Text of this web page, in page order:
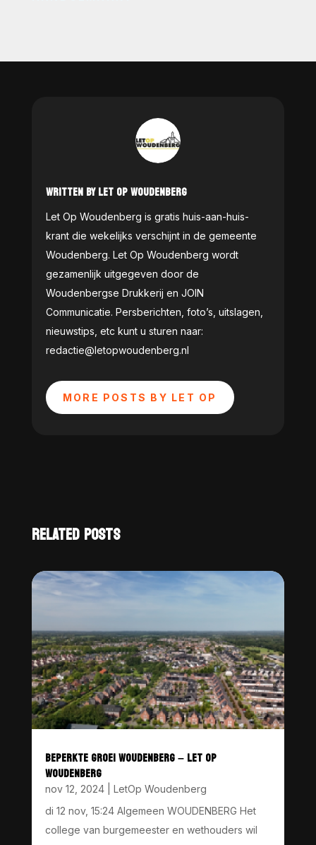
WRITTEN BY LET OP WOUDENBERG
Let Op Woudenberg is gratis huis-aan-huis-
krant die wekelijks verschijnt in de gemeente
Woudenberg. Let Op Woudenberg wordt
gezamenlijk uitgegeven door de
Woudenbergse Drukkerij en JOIN
Communicatie. Persberichten, foto’s, uitslagen,
nieuwstips, etc kunt u sturen naar:
redactie@letopwoudenberg.nl
MORE POSTS BY LET OP
RELATED POSTS
BEPERKTE GROEI WOUDENBERG – LET OP
WOUDENBERG
nov 12, 2024| LetOp Woudenberg
di 12 nov, 15:24 Algemeen WOUDENBERG Het
college van burgemeester en wethouders wil